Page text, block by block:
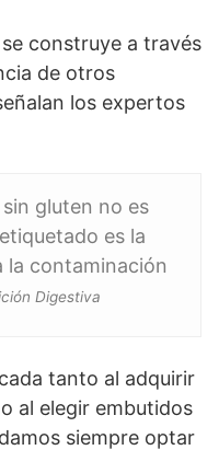
construye a través
de otros
los expertos
gluten no es
es la
la contaminación
Digestiva
tanto al adquirir
al elegir embutidos
siempre optar